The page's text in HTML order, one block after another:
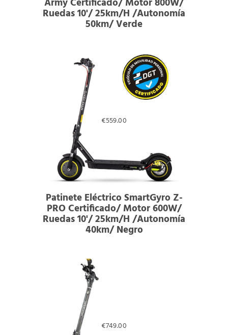
Army Certificado/ Motor 800W/
Ruedas 10'/ 25km/h /Autonomía
50km/ Verde
€559.00
Patinete Eléctrico SmartGyro Z-
PRO Certificado/ Motor 600W/
Ruedas 10'/ 25km/h /Autonomía
40km/ Negro
€749.00